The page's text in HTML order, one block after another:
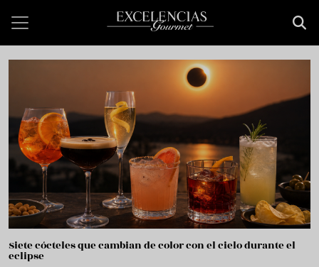
Bienvenido a Excelencias
Siete cócteles que cambian de color con el cielo durante el
eclipse